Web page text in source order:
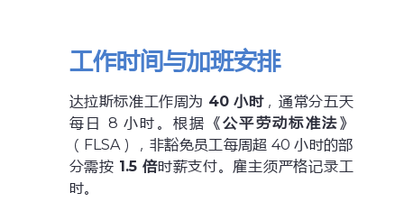
工作时间与加班安排
达拉斯标准工作周为 40 小时，通常分五天
每日 8 小时。根据《公平劳动标准法》
（FLSA），非豁免员工每周超 40 小时的部
分需按 1.5 倍时薪支付。雇主须严格记录工
时。